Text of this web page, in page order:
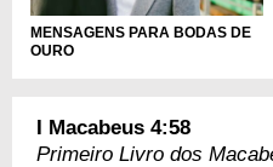
MENSAGENS PARA BODAS DE
OURO
I Macabeus 4:58
Primeiro Livro dos